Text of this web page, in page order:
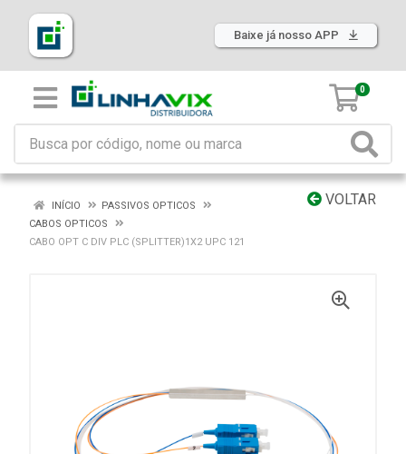
Baixe já nosso APP
0
VOLTAR
INÍCIO
PASSIVOS OPTICOS
CABOS OPTICOS
CABO OPT C DIV PLC (SPLITTER)1X2 UPC 121